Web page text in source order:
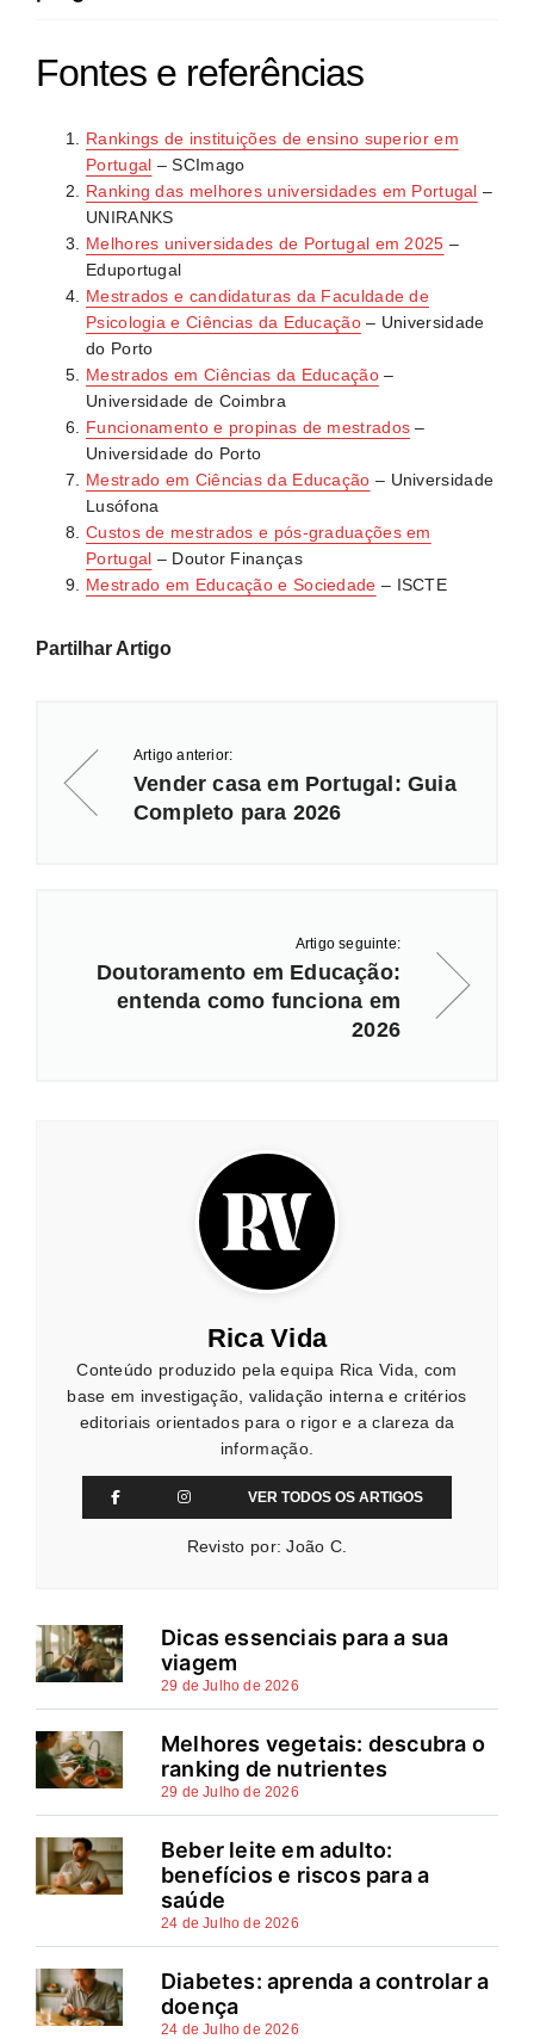
alunos. Universidades com forte investigação tendem
educativo regional. Consulta diretamente as
faculdades educação sobre redes de parcerias para
Supervisão Pedagógica ou Administração
carreira docente e acesso a cargos de coordenação.
Verifica junto da escola ou sindicato os requisitos
específicos para progressão.
Fontes e referências
Rankings de instituições de ensino superior em
Portugal – SCImago
Ranking das melhores universidades em Portugal –
UNIRANKS
Melhores universidades de Portugal em 2025 –
Eduportugal
Mestrados e candidaturas da Faculdade de
Psicologia e Ciências da Educação– Universidade
do Porto
Mestrados em Ciências da Educação–
Universidade de Coimbra
Funcionamento e propinas de mestrados –
Universidade do Porto
Mestrado em Ciências da Educação – Universidade
Lusófona
Custos de mestrados e pós-graduações em
Portugal – Doutor Finanças
Mestrado em Educação e Sociedade – ISCTE
Partilhar Artigo
Artigo anterior:
Vender casa em Portugal: Guia
Completo para 2026
Artigo seguinte:
Doutoramento em Educação:
entenda como funciona em
2026
Rica Vida
Conteúdo produzido pela equipa Rica Vida, com
base em investigação, validação interna e critérios
editoriais orientados para o rigor e a clareza da
informação.
VER TODOS OS ARTIGOS
Revisto por: João C.
Dicas essenciais para a sua
viagem
29 de Julho de 2026
Melhores vegetais: descubra o
ranking de nutrientes
29 de Julho de 2026
Beber leite em adulto:
benefícios e riscos para a
saúde
24 de Julho de 2026
Diabetes: aprenda a controlar a
doença
24 de Julho de 2026